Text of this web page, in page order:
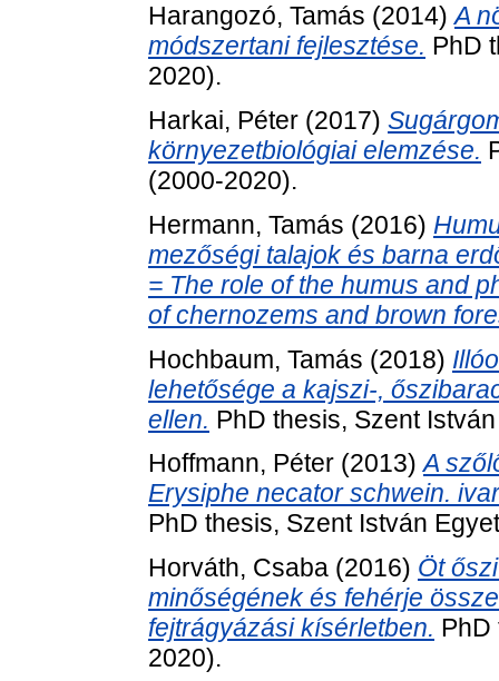
Harangozó, Tamás (2014)A
módszertani fejlesztése. PhD
2020).
Harkai, Péter (2017)
környezetbiológiai elemzése.
(2000-2020).
Hermann, Tamás (2016)
mezőségi talajok és barna
= The role of the humus and
of chernozems and brown
Hochbaum, Tamás (2018)
lehetősége a kajszi-,
ellen. PhD thesis, Szent
Hoffmann, Péter (2013)A
Erysiphe necator schwein.
PhD thesis, Szent István
Horváth, Csaba (2016) Öt
minőségének és fehérje
fejtrágyázási kísérletben. PhD
2020).